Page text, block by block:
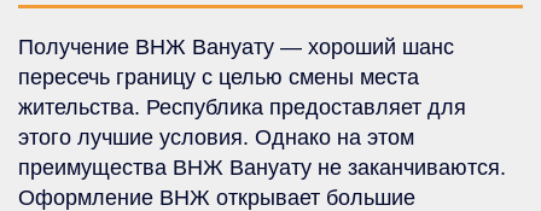
Получение ВНЖ Вануату — хороший шанс
пересечь границу с целью смены места
жительства. Республика предоставляет для
этого лучшие условия. Однако на этом
преимущества ВНЖ Вануату не заканчиваются.
Оформление ВНЖ открывает большие